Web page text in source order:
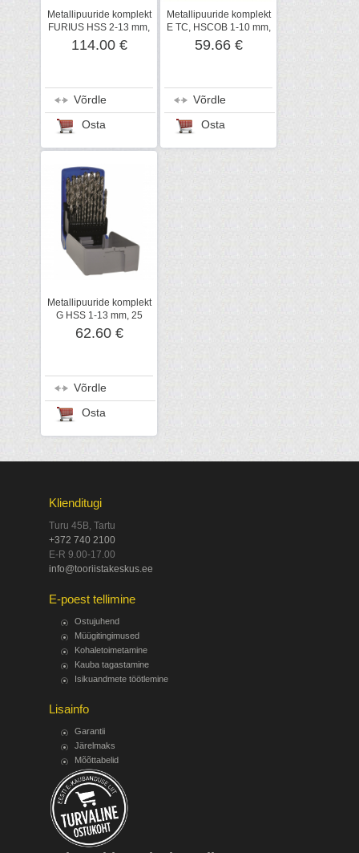
Metallipuuride komplekt
FURIUS HSS 2-13 mm,
25 puuri
114.00 €
Võrdle
Osta
Metallipuuride komplekt
E TC, HSCOB 1-10 mm,
19 puuri
59.66 €
Võrdle
Osta
Metallipuuride komplekt
G HSS 1-13 mm, 25
puuri
62.60 €
Võrdle
Osta
Klienditugi
Turu 45B, Tartu
+372 740 2100
E-R 9.00-17.00
info@tooriistakeskus.ee
E-poest tellimine
Ostujuhend
Müügitingimused
Kohaletoimetamine
Kauba tagastamine
Isikuandmete töötlemine
Lisainfo
Garantii
Järelmaks
Mõõttabelid